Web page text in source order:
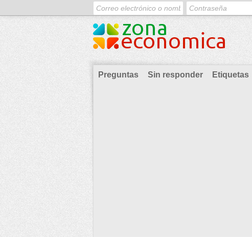
Preguntas Sin responder Etiquetas